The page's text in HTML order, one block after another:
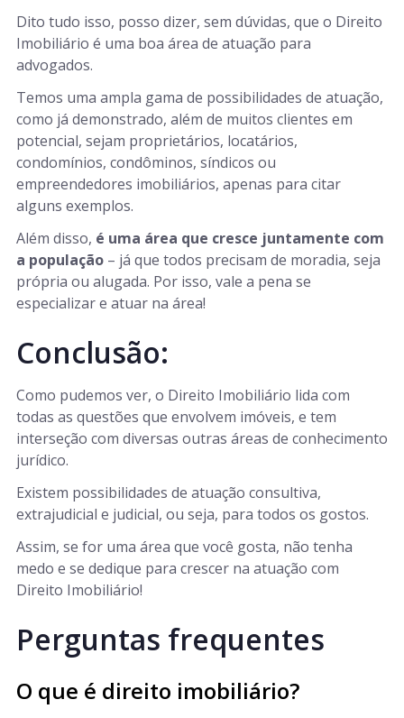
Dito tudo isso, posso dizer, sem dúvidas, que o Direito
Imobiliário é uma boa área de atuação para
advogados.
Temos uma ampla gama de possibilidades de atuação,
como já demonstrado, além de muitos clientes em
potencial, sejam proprietários, locatários,
condomínios, condôminos, síndicos ou
empreendedores imobiliários, apenas para citar
alguns exemplos.
Além disso, é uma área que cresce juntamente com
a população – já que todos precisam de moradia, seja
própria ou alugada. Por isso, vale a pena se
especializar e atuar na área!
Conclusão:
Como pudemos ver, o Direito Imobiliário lida com
todas as questões que envolvem imóveis, e tem
interseção com diversas outras áreas de conhecimento
jurídico.
Existem possibilidades de atuação consultiva,
extrajudicial e judicial, ou seja, para todos os gostos.
Assim, se for uma área que você gosta, não tenha
medo e se dedique para crescer na atuação com
Direito Imobiliário!
Perguntas frequentes
O que é direito imobiliário?